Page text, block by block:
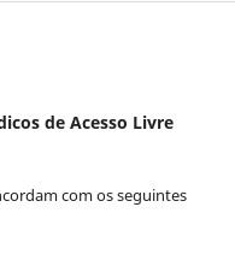
de Acesso Livre
com os seguintes